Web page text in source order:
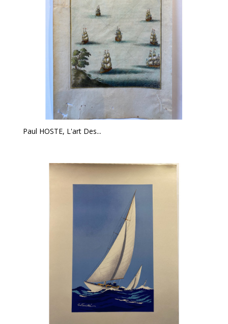
Paul HOSTE, L'art Des...